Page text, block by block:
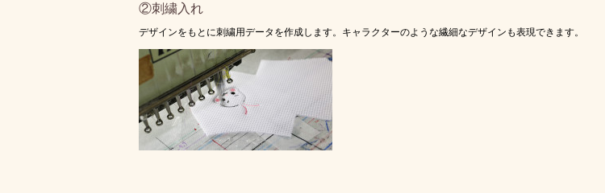
②刺繍入れ
デザインをもとに刺繍用データを作成します。キャラクターのような繊細なデザインも表現できます。